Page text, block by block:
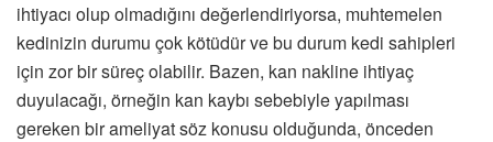
ihtiyacı olup olmadığını değerlendiriyorsa, muhtemelen
kedinizin durumu çok kötüdür ve bu durum kedi sahipleri
için zor bir süreç olabilir. Bazen, kan nakline ihtiyaç
duyulacağı, örneğin kan kaybı sebebiyle yapılması
gereken bir ameliyat söz konusu olduğunda, önceden